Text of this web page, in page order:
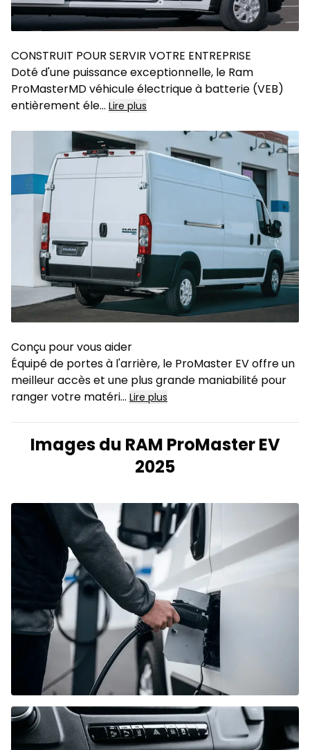
CONSTRUIT POUR SERVIR VOTRE ENTREPRISE
Doté d'une puissance exceptionnelle, le Ram
ProMasterMD véhicule électrique à batterie (VEB)
entièrement éle... Lire plus
Conçu pour vous aider
Équipé de portes à l'arrière, le ProMaster EV offre un
meilleur accès et une plus grande maniabilité pour
ranger votre matéri... Lire plus
Images du RAM ProMaster EV
2025